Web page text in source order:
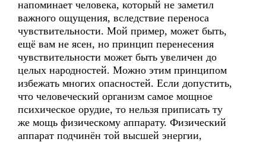
напоминает человека, который не заметил
важного ощущения, вследствие переноса
чувствительности. Мой пример, может быть,
ещё вам не ясен, но принцип перенесения
чувствительности может быть увеличен до
целых народностей. Можно этим принципом
избежать многих опасностей. Если допустить,
что человеческий организм самое мощное
психическое орудие, то нельзя приписать ту
же мощь физическому аппарату. Физический
аппарат подчинён той высшей энергии,